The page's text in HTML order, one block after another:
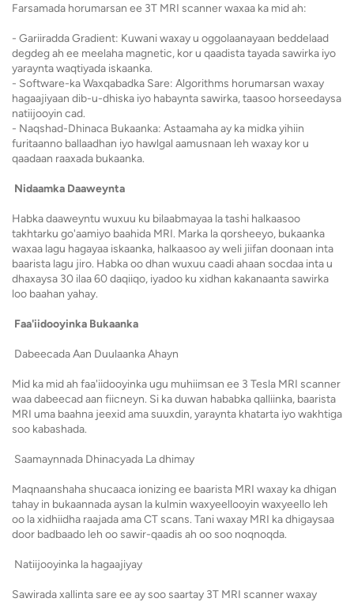
Farsamada horumarsan ee 3T MRI scanner waxaa ka mid ah:
- Gariiradda Gradient: Kuwani waxay u oggolaanayaan beddelaad
degdeg ah ee meelaha magnetic, kor u qaadista tayada sawirka iyo
yaraynta waqtiyada iskaanka.
- Software-ka Waxqabadka Sare: Algorithms horumarsan waxay
hagaajiyaan dib-u-dhiska iyo habaynta sawirka, taasoo horseedaysa
natiijooyin cad.
- Naqshad-Dhinaca Bukaanka: Astaamaha ay ka midka yihiin
furitaanno ballaadhan iyo hawlgal aamusnaan leh waxay kor u
qaadaan raaxada bukaanka.
Nidaamka Daaweynta
Habka daaweyntu wuxuu ku bilaabmayaa la tashi halkaasoo
takhtarku go'aamiyo baahida MRI. Marka la qorsheeyo, bukaanka
waxaa lagu hagayaa iskaanka, halkaasoo ay weli jiifan doonaan inta
baarista lagu jiro. Habka oo dhan wuxuu caadi ahaan socdaa inta u
dhaxaysa 30 ilaa 60 daqiiqo, iyadoo ku xidhan kakanaanta sawirka
loo baahan yahay.
Faa'iidooyinka Bukaanka
Dabeecada Aan Duulaanka Ahayn
Mid ka mid ah faa'iidooyinka ugu muhiimsan ee 3 Tesla MRI scanner
waa dabeecad aan fiicneyn. Si ka duwan hababka qalliinka, baarista
MRI uma baahna jeexid ama suuxdin, yaraynta khatarta iyo wakhtiga
soo kabashada.
Saamaynnada Dhinacyada La dhimay
Maqnaanshaha shucaaca ionizing ee baarista MRI waxay ka dhigan
tahay in bukaannada aysan la kulmin waxyeellooyin waxyeello leh
oo la xidhiidha raajada ama CT scans. Tani waxay MRI ka dhigaysaa
door badbaado leh oo sawir-qaadis ah oo soo noqnoqda.
Natiijooyinka la hagaajiyay
Sawirada xallinta sare ee ay soo saartay 3T MRI scanner waxay